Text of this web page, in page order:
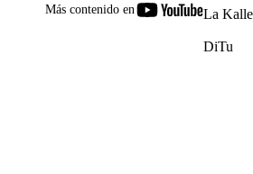
Más contenido en
youtube-
La Kalle
DiTu